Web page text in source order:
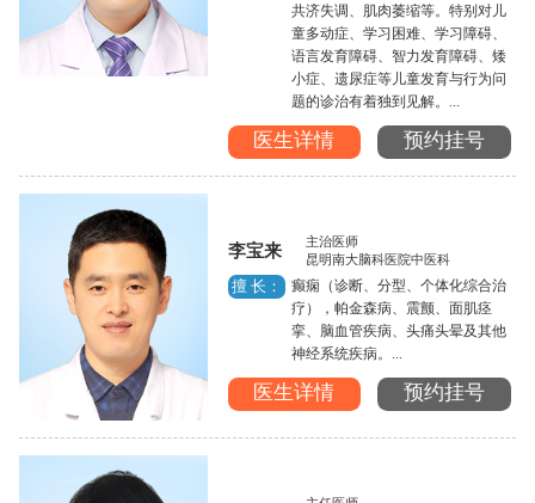
共济失调、肌肉萎缩等。特别对儿
童多动症、学习困难、学习障碍、
语言发育障碍、智力发育障碍、矮
小症、遗尿症等儿童发育与行为问
题的诊治有着独到见解。...
医生详情 预约挂号
李宝来
主治医师
昆明南大脑科医院中医科
擅 长：
癫痫（诊断、分型、个体化综合治
疗），帕金森病、震颤、面肌痉
挛、脑血管疾病、头痛头晕及其他
神经系统疾病。...
医生详情 预约挂号